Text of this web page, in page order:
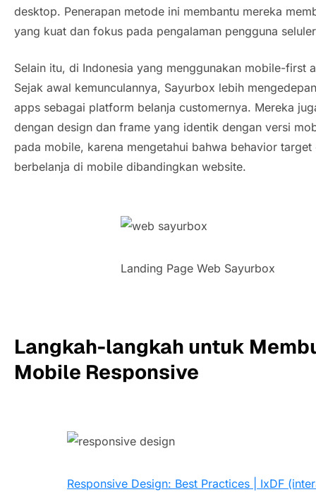
desktop. Penerapan metode ini membantu mereka
yang kuat dan fokus pada pengalaman pengguna
Selain itu, di Indonesia yang menggunakan mobile-first
Sejak awal kemunculannya, Sayurbox lebih
apps sebagai platform belanja customernya. Mereka
dengan design dan frame yang identik dengan versi
pada mobile, karena mengetahui bahwa behavior target
berbelanja di mobile dibandingkan website.
Landing Page Web Sayurbox
Langkah-langkah untuk
Mobile Responsive
Responsive Design: Best Practices | IxDF